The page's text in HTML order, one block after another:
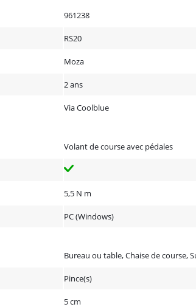
961238
RS20
Moza
2 ans
Via Coolblue
Volant de course avec pédales
5,5 N m
PC (Windows)
Bureau ou table, Chaise de course,
Pince(s)
5 cm